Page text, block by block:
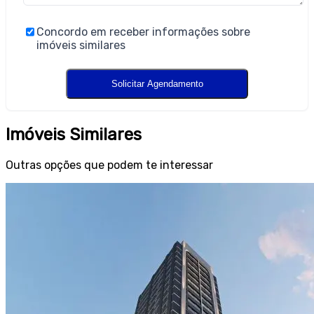
Concordo em receber informações sobre
imóveis similares
Imóveis Similares
Outras opções que podem te interessar